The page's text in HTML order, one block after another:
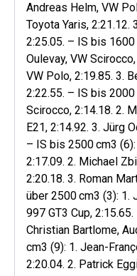
Andreas Helm, VW
Toyota Yaris, 2:21.12.
2:25.05. – IS bis
Oulevay, VW
VW Polo, 2:19.85. 3.
2:22.55. – IS bis 2000
Scirocco, 2:14.18. 2.
E21, 2:14.92. 3. Jürg
– IS bis 2500 cm3
2:17.09. 2. Michael
2:20.18. 3. Roman
über 2500 cm3 (3): 1.
997 GT3 Cup,
Christian Bartlome,
cm3 (9): 1. Jean-
2:20.04. 2. Patrick